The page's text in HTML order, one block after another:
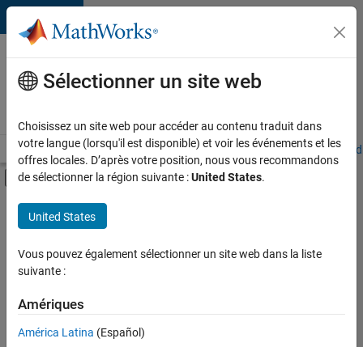
Passer au contenu
Votre
carrière
chez
Accueil Explorer nos opportunités Adresses de nos bureaux
Activer/désactiver l'affichage du menu
Contenu principal
FILTRER PAR
Technologies de l’information
Ingénierie de la qualité
Expérience utilisateur
Actuellement,
Sélectionner un site web
Choisissez un site web pour accéder au contenu traduit dans
votre langue (lorsqu'il est disponible) et voir les événements et les
offres locales. D’après votre position, nous vous recommandons
de sélectionner la région suivante :United States.
United States
Vous pouvez également sélectionner un site web dans la liste
suivante :
Amériques
América Latina (Español)